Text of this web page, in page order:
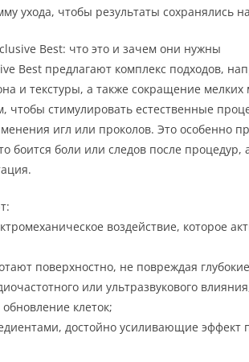
ухода, чтобы результаты сохранялись
Best: что это и зачем они нужны
Best предлагают комплекс подходов,
и текстуры, а также сокращение
чтобы стимулировать естественные
игл или проколов. Это особенно
боится боли или следов после процедур,
воздействие, которое
поверхностно, не повреждая
или ультразвукового
клеток;
достойно усиливающие эффект